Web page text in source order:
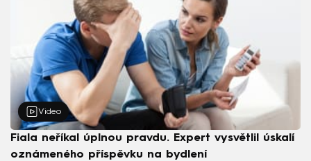
Video
Fiala neříkal úplnou pravdu. Expert vysvětlil úskalí
oznámeného příspěvku na bydlení